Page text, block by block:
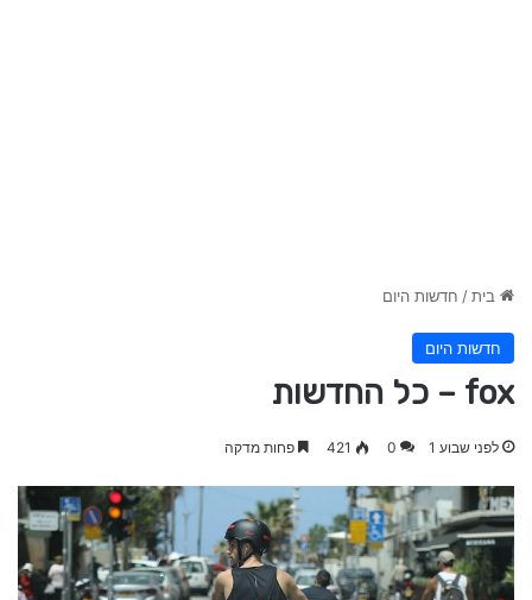
בית/ חדשות היום
חדשות היום
fox – כל החדשות
לפני שבוע 1 0
421 פחות מדקה